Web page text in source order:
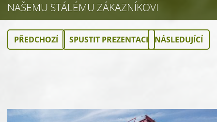
NAŠEMU STÁLÉMU ZÁKAZNÍKOVI
PŘEDCHOZÍ SPUSTIT PREZENTACI NÁSLEDUJÍCÍ